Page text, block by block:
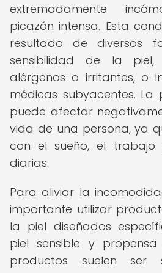
extremadamente
picazón intensa. Esta
resultado de diversos
sensibilidad de la
alérgenos o irritantes, o
médicas subyacentes. La
puede afectar
vida de una persona, ya
con el sueño, el trabajo
diarias.
Para aliviar la
importante utilizar
la piel diseñados
piel sensible y
productos suelen ser